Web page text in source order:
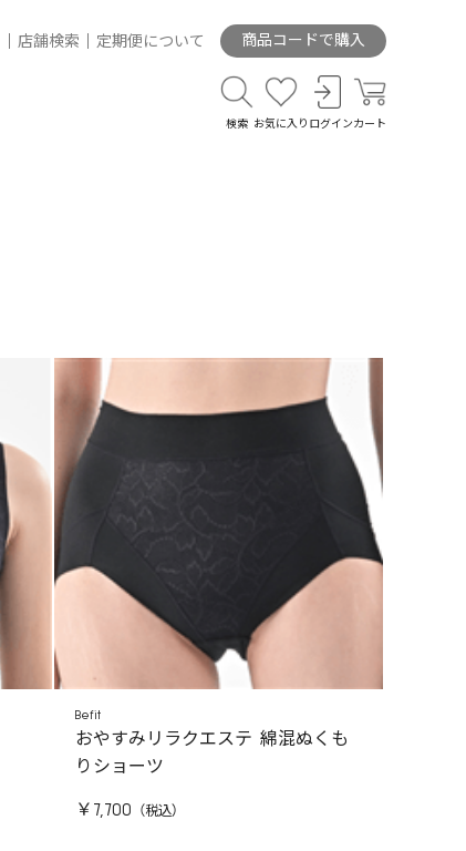
店舗検索 定期便について 商品コードで購入
検索 お気に入り ログイン カート
Befit
おやすみリラクエステ 綿混ぬくも
りショーツ
￥7,700